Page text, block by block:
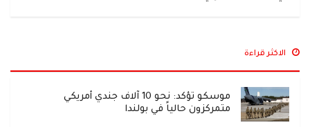
الاكثر قراءة
موسكو تؤكد: نحو 10 آلاف جندي أمريكي
متمركزون حالياً في بولندا